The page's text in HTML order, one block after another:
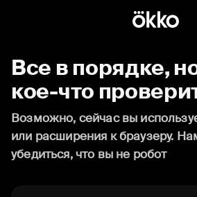
Все в порядке,
кое-что
Возможно, сейчас вы
или расширения к браузеру.
убедиться, что вы не робот